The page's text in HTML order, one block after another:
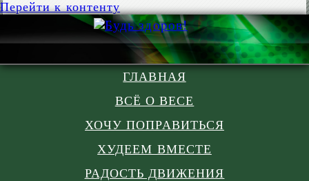
Перейти к контенту
ГЛАВНАЯ
ВСЁ О ВЕСЕ
ХОЧУ ПОПРАВИТЬСЯ
ХУДЕЕМ ВМЕСТЕ
РАДОСТЬ ДВИЖЕНИЯ